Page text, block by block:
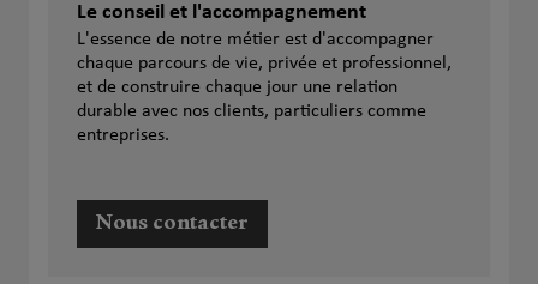
Le conseil et l'accompagnement
L'essence de notre métier est d'accompagner
chaque parcours de vie, privée et professionnel,
et de construire chaque jour une relation
durable avec nos clients, particuliers comme
entreprises.
Nous contacter